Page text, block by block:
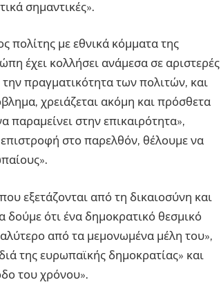
σημαντικές».
πολίτης με εθνικά κόμματα της
έχει κολλήσει ανάμεσα σε αριστερές
πραγματικότητα των πολιτών, και
χρειάζεται ακόμη και πρόσθετα
στην επικαιρότητα»,
επιστροφή στο παρελθόν, θέλουμε να
που εξετάζονται από τη δικαιοσύνη και
δούμε ότι ένα δημοκρατικό θεσμικό
από τα μεμονωμένα μέλη του»,
της ευρωπαϊκής δημοκρατίας» και
του χρόνου».